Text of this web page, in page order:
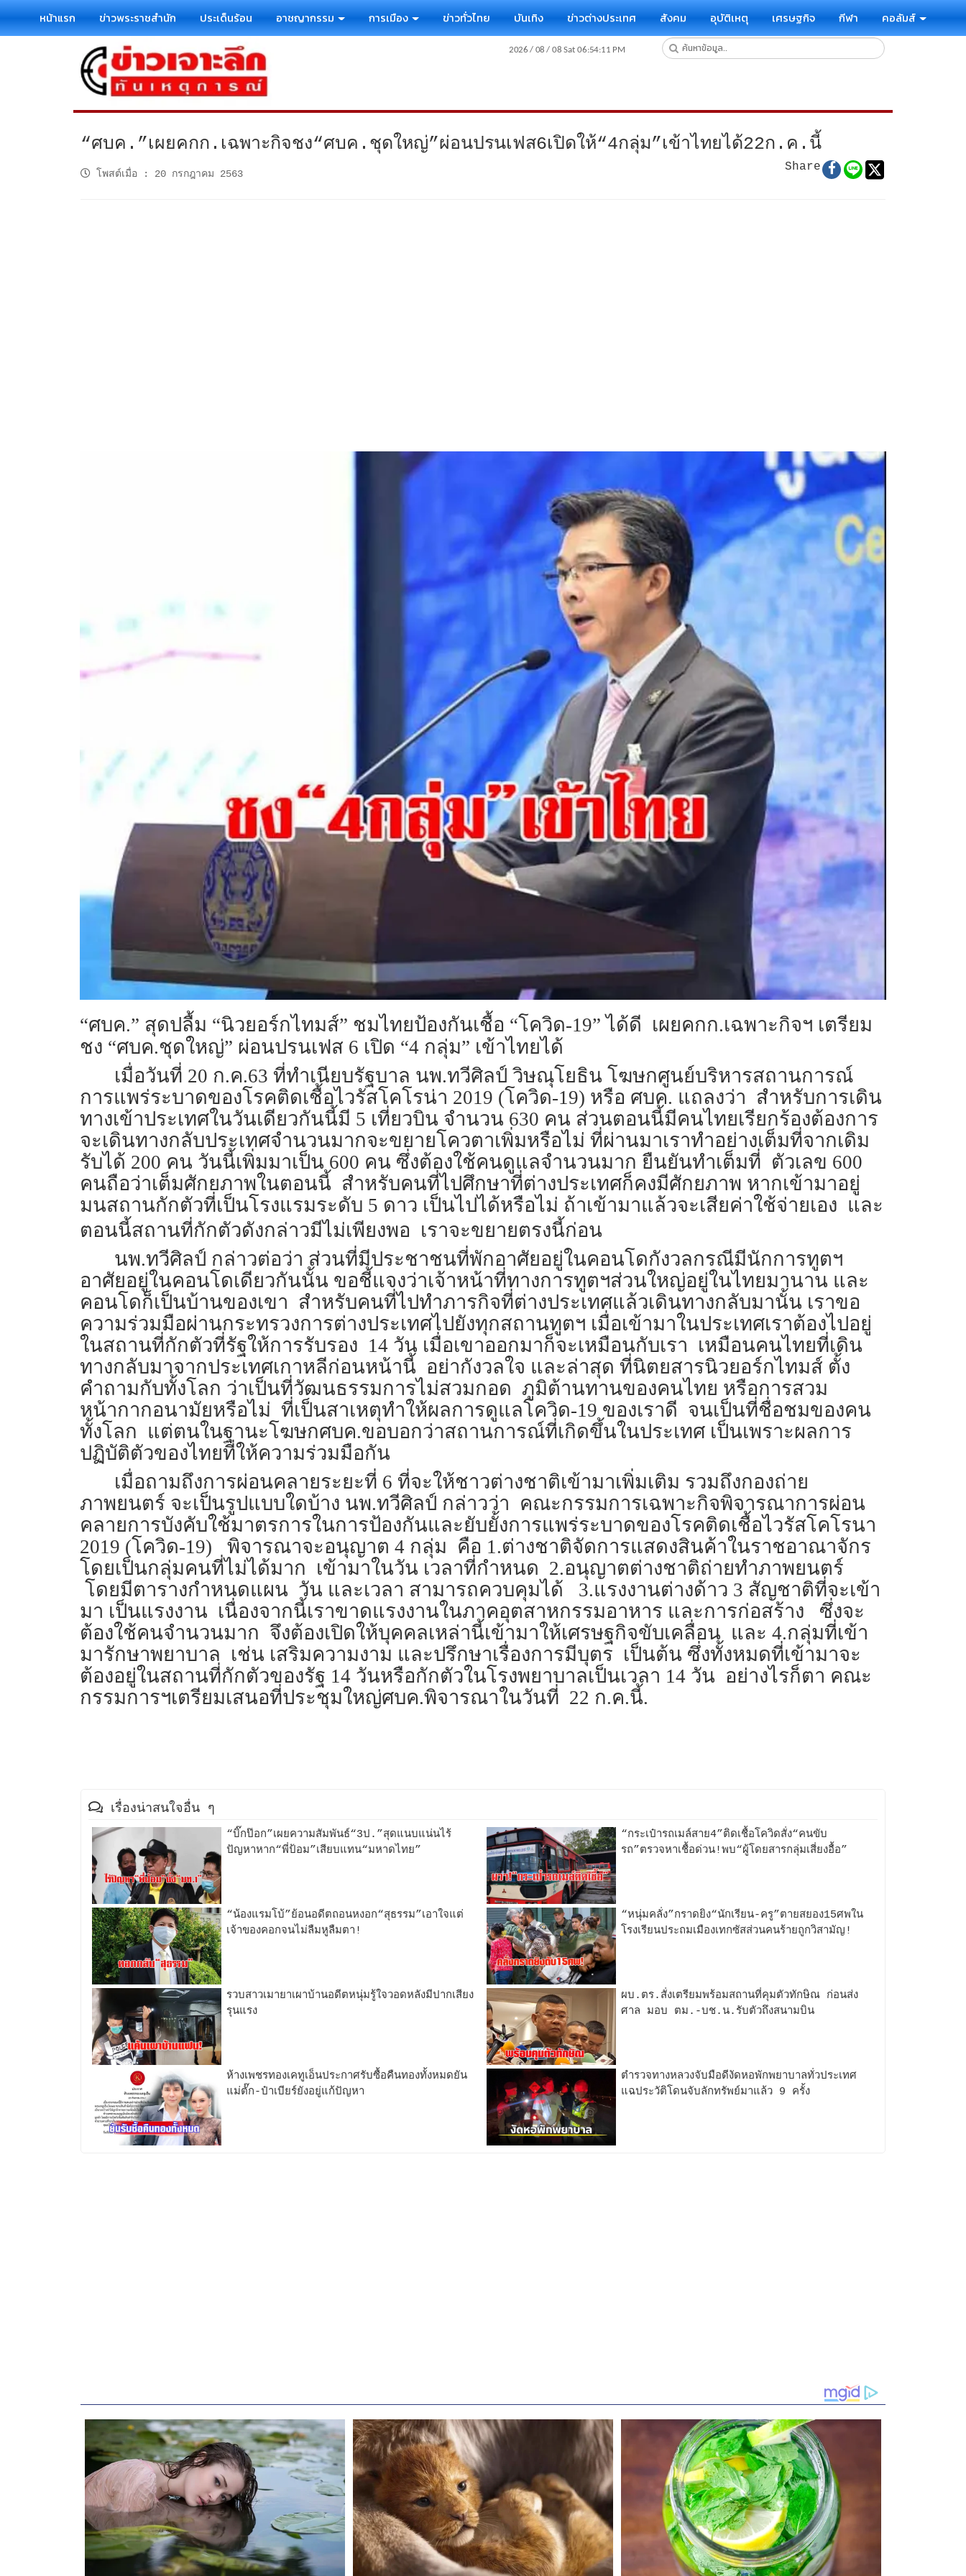
หน้าแรก ข่าวพระราชสำนัก ประเด็นร้อน อาชญากรรม การเมือง ข่าวทั่วไทย บันเทิง ข่าวต่างประเทศ สังคม อุบัติเหตุ เศรษฐกิจ กีฬา คอลัมส์
“ศบค.”เผยคกก.เฉพาะกิจชง“ศบค.ชุดใหญ่”ผ่อนปรนเฟส6เปิดให้“4กลุ่ม”เข้าไทยได้22ก.ค.นี้
โพสต์เมื่อ : 20 กรกฎาคม 2563
Share
“ศบค.” สุดปลื้ม “นิวยอร์กไทมส์” ชมไทยป้องกันเชื้อ “โควิด-19” ได้ดี เผยคกก.เฉพาะกิจฯ เตรียม
ชง “ศบค.ชุดใหญ่” ผ่อนปรนเฟส 6 เปิด “4 กลุ่ม” เข้าไทยได้
เมื่อวันที่ 20 ก.ค.63 ที่ทำเนียบรัฐบาล นพ.ทวีศิลป์ วิษณุโยธิน โฆษกศูนย์บริหารสถานการณ์
การแพร่ระบาดของโรคติดเชื้อไวรัสโคโรน่า 2019 (โควิด-19) หรือ ศบค. แถลงว่า สำหรับการเดิน
ทางเข้าประเทศในวันเดียวกันนี้มี 5 เที่ยวบิน จำนวน 630 คน ส่วนตอนนี้มีคนไทยเรียกร้องต้องการ
จะเดินทางกลับประเทศจำนวนมากจะขยายโควตาเพิ่มหรือไม่ ที่ผ่านมาเราทำอย่างเต็มที่จากเดิม
รับได้ 200 คน วันนี้เพิ่มมาเป็น 600 คน ซึ่งต้องใช้คนดูแลจำนวนมาก ยืนยันทำเต็มที่ ตัวเลข 600
คนถือว่าเต็มศักยภาพในตอนนี้ สำหรับคนที่ไปศึกษาที่ต่างประเทศก็คงมีศักยภาพ หากเข้ามาอยู่
มนสถานกักตัวที่เป็นโรงแรมระดับ 5 ดาว เป็นไปได้หรือไม่ ถ้าเข้ามาแล้วจะเสียค่าใช้จ่ายเอง และ
ตอนนี้สถานที่กักตัวดังกล่าวมีไม่เพียงพอ เราจะขยายตรงนี้ก่อน
นพ.ทวีศิลป์ กล่าวต่อว่า ส่วนที่มีประชาชนที่พักอาศัยอยู่ในคอนโดกังวลกรณีมีนักการทูตฯ
อาศัยอยู่ในคอนโดเดียวกันนั้น ขอชี้แจงว่าเจ้าหน้าที่ทางการทูตฯส่วนใหญ่อยู่ในไทยมานาน และ
คอนโดก็เป็นบ้านของเขา สำหรับคนที่ไปทำภารกิจที่ต่างประเทศแล้วเดินทางกลับมานั้น เราขอ
ความร่วมมือผ่านกระทรวงการต่างประเทศไปยังทุกสถานทูตฯ เมื่อเข้ามาในประเทศเราต้องไปอยู่
ในสถานที่กักตัวที่รัฐให้การรับรอง 14 วัน เมื่อเขาออกมาก็จะเหมือนกับเรา เหมือนคนไทยที่เดิน
ทางกลับมาจากประเทศเกาหลีก่อนหน้านี้ อย่ากังวลใจ และล่าสุด ที่นิตยสารนิวยอร์กไทมส์ ตั้ง
คำถามกับทั้งโลก ว่าเป็นที่วัฒนธรรมการไม่สวมกอด ภูมิต้านทานของคนไทย หรือการสวม
หน้ากากอนามัยหรือไม่ ที่เป็นสาเหตุทำให้ผลการดูแลโควิด-19 ของเราดี จนเป็นที่ชื่อชมของคน
ทั้งโลก แต่ตนในฐานะโฆษกศบค.ขอบอกว่าสถานการณ์ที่เกิดขึ้นในประเทศ เป็นเพราะผลการ
ปฏิบัติตัวของไทยที่ให้ความร่วมมือกัน
เมื่อถามถึงการผ่อนคลายระยะที่ 6 ที่จะให้ชาวต่างชาติเข้ามาเพิ่มเติม รวมถึงกองถ่าย
ภาพยนตร์ จะเป็นรูปแบบใดบ้าง นพ.ทวีศิลป์ กล่าวว่า คณะกรรมการเฉพาะกิจพิจารณาการผ่อน
คลายการบังคับใช้มาตรการในการป้องกันและยับยั้งการแพร่ระบาดของโรคติดเชื้อไวรัสโคโรนา
2019 (โควิด-19) พิจารณาจะอนุญาต 4 กลุ่ม คือ 1.ต่างชาติจัดการแสดงสินค้าในราชอาณาจักร
โดยเป็นกลุ่มคนที่ไม่ได้มาก เข้ามาในวัน เวลาที่กำหนด 2.อนุญาตต่างชาติถ่ายทำภาพยนตร์
โดยมีตารางกำหนดแผน วัน และเวลา สามารถควบคุมได้ 3.แรงงานต่างด้าว 3 สัญชาติที่จะเข้า
มา เป็นแรงงาน เนื่องจากนี้เราขาดแรงงานในภาคอุตสาหกรรมอาหาร และการก่อสร้าง ซึ่งจะ
ต้องใช้คนจำนวนมาก จึงต้องเปิดให้บุคคลเหล่านี้เข้ามาให้เศรษฐกิจขับเคลื่อน และ 4.กลุ่มที่เข้า
มารักษาพยาบาล เช่น เสริมความงาม และปรึกษาเรื่องการมีบุตร เป็นต้น ซึ่งทั้งหมดที่เข้ามาจะ
ต้องอยู่ในสถานที่กักตัวของรัฐ 14 วันหรือกักตัวในโรงพยาบาลเป็นเวลา 14 วัน อย่างไรก็ตา คณะ
กรรมการฯเตรียมเสนอที่ประชุมใหญ่ศบค.พิจารณาในวันที่ 22 ก.ค.นี้.
เรื่องน่าสนใจอื่น ๆ
“บิ๊กป๊อก”เผยความสัมพันธ์“3ป.”สุดแนบแน่นไร้
ปัญหาหาก“พี่ป้อม”เสียบแทน“มหาดไทย”
“กระเป๋ารถเมล์สาย4”ติดเชื้อโควิดสั่ง“คนขับ
รถ”ตรวจหาเชื้อด่วน!พบ“ผู้โดยสารกลุ่มเสี่ยงอื้อ”
“น้องแรมโบ้”ย้อนอดีตถอนหงอก“สุธรรม”เอาใจแต่
เจ้าของคอกจนไม่ลืมหูลืมตา!
“หนุ่มคลั่ง”กราดยิง“นักเรียน-ครู”ตายสยอง15ศพใน
โรงเรียนประถมเมืองเทกซัสส่วนคนร้ายถูกวิสามัญ!
รวบสาวเมายาเผาบ้านอดีตหนุ่มรู้ใจวอดหลังมีปากเสียง
รุนแรง
ผบ.ตร.สั่งเตรียมพร้อมสถานที่คุมตัวทักษิณ ก่อนส่ง
ศาล มอบ ตม.-บช.น.รับตัวถึงสนามบิน
ห้างเพชรทองเคทูเอ็นประกาศรับซื้อคืนทองทั้งหมดยัน
แม่ตั๊ก-ป๋าเบียร์ยังอยู่แก้ปัญหา
ตำรวจทางหลวงจับมือดีงัดหอพักพยาบาลทั่วประเทศ
แฉประวัติโดนจับลักทรัพย์มาแล้ว 9 ครั้ง